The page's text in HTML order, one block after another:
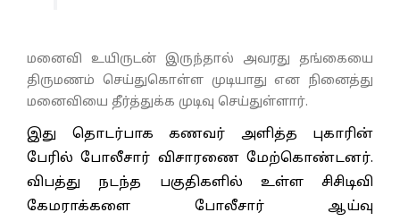
மனைவி உயிருடன் இருந்தால் அவரது தங்கையை
திருமணம் செய்துகொள்ள முடியாது என நினைத்து
மனைவியை தீர்த்துக்க முடிவு செய்துள்ளார்.
இது தொடர்பாக கணவர் அளித்த புகாரின்
பேரில் போலீசார் விசாரணை மேற்கொண்டனர்.
விபத்து நடந்த பகுதிகளில் உள்ள சிசிடிவி
கேமராக்களை போலீசார் ஆய்வு